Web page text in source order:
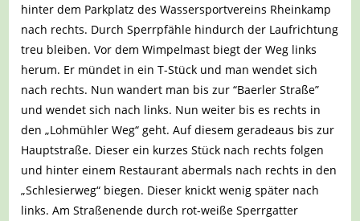
hinter dem Parkplatz des Wassersportvereins Rheinkamp
nach rechts. Durch Sperrpfähle hindurch der Laufrichtung
treu bleiben. Vor dem Wimpelmast biegt der Weg links
herum. Er mündet in ein T-Stück und man wendet sich
nach rechts. Nun wandert man bis zur “Baerler Straße”
und wendet sich nach links. Nun weiter bis es rechts in
den „Lohmühler Weg“ geht. Auf diesem geradeaus bis zur
Hauptstraße. Dieser ein kurzes Stück nach rechts folgen
und hinter einem Restaurant abermals nach rechts in den
„Schlesierweg“ biegen. Dieser knickt wenig später nach
links. Am Straßenende durch rot-weiße Sperrgatter